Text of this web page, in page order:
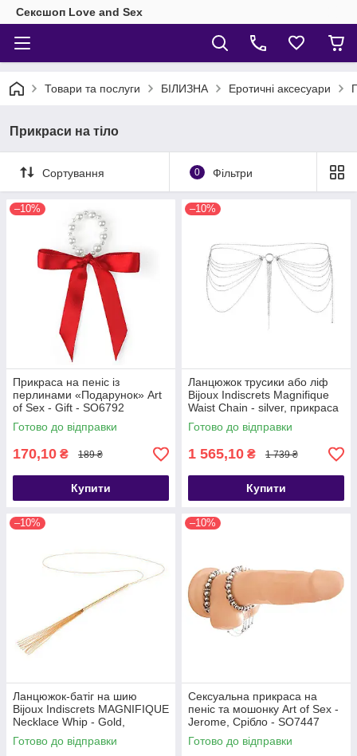
Сексшоп Love and Sex
Товари та послуги БІЛИЗНА Еротичні аксесуари
Прикраси на тіло
Сортування 0 Фільтри
–10%
Прикраса на пеніс із
перлинами «Подарунок» Art
of Sex - Gift - SO6792
Готово до відправки
170,10 ₴ 189 ₴
Купити
–10%
Ланцюжок трусики або ліф
Bijoux Indiscrets Magnifique
Waist Chain - silver, прикраса
на тіло, Сріблястий - SO2659
Готово до відправки
1 565,10 ₴ 1 739 ₴
Купити
–10%
Ланцюжок-батіг на шию
Bijoux Indiscrets MAGNIFIQUE
Necklace Whip - Gold,
прикраса для тіла,
Золотистый - SO2661
Готово до відправки
–10%
Сексуальна прикраса на
пеніс та мошонку Art of Sex -
Jerome, Срібло - SO7447
Готово до відправки